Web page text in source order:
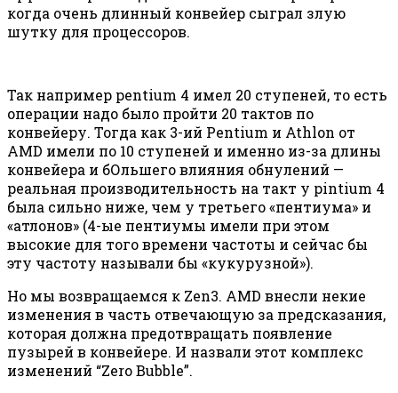
когда очень длинный конвейер сыграл злую
шутку для процессоров.
Так например pentium 4 имел 20 ступеней, то есть
операции надо было пройти 20 тактов по
конвейеру. Тогда как 3-ий Pentium и Athlon от
AMD имели по 10 ступеней и именно из-за длины
конвейера и бОльшего влияния обнулений —
реальная производительность на такт у pintium 4
была сильно ниже, чем у третьего «пентиума» и
«атлонов» (4-ые пентиумы имели при этом
высокие для того времени частоты и сейчас бы
эту частоту называли бы «кукурузной»).
Но мы возвращаемся к Zen3. AMD внесли некие
изменения в часть отвечающую за предсказания,
которая должна предотвращать появление
пузырей в конвейере. И назвали этот комплекс
изменений “Zero Bubble”.